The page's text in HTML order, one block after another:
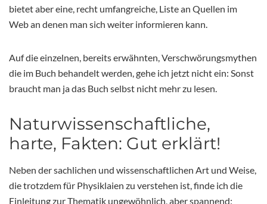
bietet aber eine, recht umfangreiche, Liste an Quellen im
Web an denen man sich weiter informieren kann.
Auf die einzelnen, bereits erwähnten, Verschwörungsmythen
die im Buch behandelt werden, gehe ich jetzt nicht ein: Sonst
braucht man ja das Buch selbst nicht mehr zu lesen.
Naturwissenschaftliche,
harte, Fakten: Gut erklärt!
Neben der sachlichen und wissenschaftlichen Art und Weise,
die trotzdem für Physiklaien zu verstehen ist, finde ich die
Einleitung zur Thematik ungewöhnlich, aber spannend: